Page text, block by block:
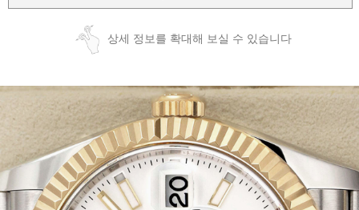
상세 정보를 확대해 보실 수 있습니다